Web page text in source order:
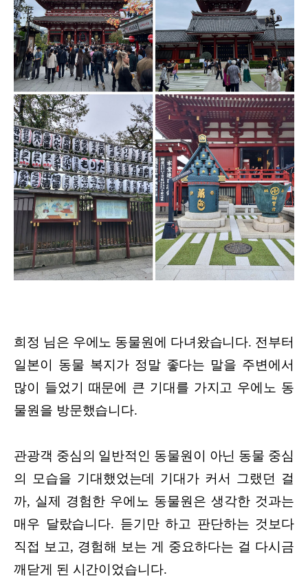
희정 님은 우에노 동물원에 다녀왔습니다. 전부터
일본이 동물 복지가 정말 좋다는 말을 주변에서
많이 들었기 때문에 큰 기대를 가지고 우에노 동
물원을 방문했습니다.
관광객 중심의 일반적인 동물원이 아닌 동물 중심
의 모습을 기대했었는데 기대가 커서 그랬던 걸
까, 실제 경험한 우에노 동물원은 생각한 것과는
매우 달랐습니다. 듣기만 하고 판단하는 것보다
직접 보고, 경험해 보는 게 중요하다는 걸 다시금
깨닫게 된 시간이었습니다.